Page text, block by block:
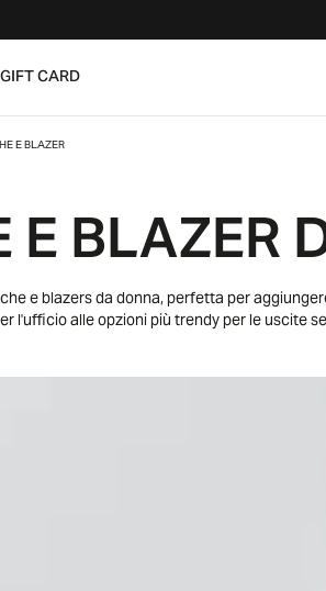
GIFT CARD
E BLAZER
E BLAZER
e blazers da donna, perfetta per
l'ufficio alle opzioni più trendy per le uscite